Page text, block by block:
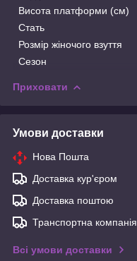
Висота платформи (см)
Стать
Розмір жіночого взуття
Сезон
Приховати
Умови доставки
Нова Пошта
Доставка кур'єром
Доставка поштою
Транспортна компанія
Всі умови доставки